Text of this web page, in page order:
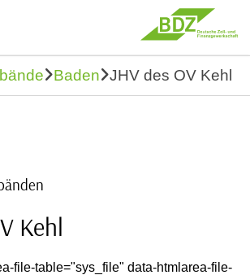
Baden JHV des OV Kehl
Kehl
file-table="sys_file" data-htmlarea-file-